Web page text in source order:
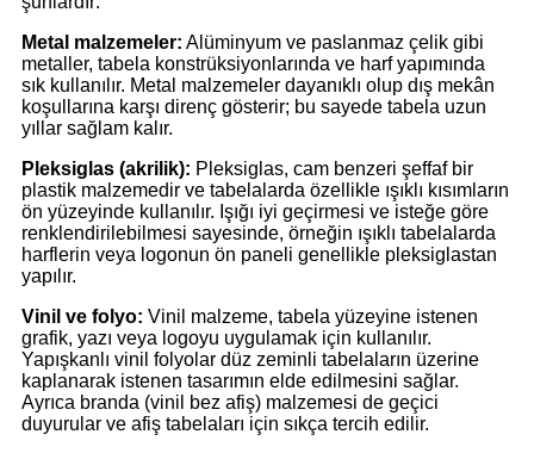
Metal malzemeler: Alüminyum ve paslanmaz çelik gibi
metaller, tabela konstrüksiyonlarında ve harf yapımında
sık kullanılır. Metal malzemeler dayanıklı olup dış mekân
koşullarına karşı direnç gösterir; bu sayede tabela uzun
yıllar sağlam kalır.
Pleksiglas (akrilik): Pleksiglas, cam benzeri şeffaf bir
plastik malzemedir ve tabelalarda özellikle ışıklı kısımların
ön yüzeyinde kullanılır. Işığı iyi geçirmesi ve isteğe göre
renklendirilebilmesi sayesinde, örneğin ışıklı tabelalarda
harflerin veya logonun ön paneli genellikle pleksiglastan
yapılır.
Vinil ve folyo: Vinil malzeme, tabela yüzeyine istenen
grafik, yazı veya logoyu uygulamak için kullanılır.
Yapışkanlı vinil folyolar düz zeminli tabelaların üzerine
kaplanarak istenen tasarımın elde edilmesini sağlar.
Ayrıca branda (vinil bez afiş) malzemesi de geçici
duyurular ve afiş tabelaları için sıkça tercih edilir.